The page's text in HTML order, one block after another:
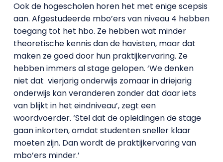
Ook de hogescholen horen het met enige scepsis
aan. Afgestudeerde mbo’ers van niveau 4 hebben
toegang tot het hbo. Ze hebben wat minder
theoretische kennis dan de havisten, maar dat
maken ze goed door hun praktijkervaring. Ze
hebben immers al stage gelopen. ‘We denken
niet dat vierjarig onderwijs zomaar in driejarig
onderwijs kan veranderen zonder dat daar iets
van blijkt in het eindniveau’, zegt een
woordvoerder. ‘Stel dat de opleidingen de stage
gaan inkorten, omdat studenten sneller klaar
moeten zijn. Dan wordt de praktijkervaring van
mbo’ers minder.’